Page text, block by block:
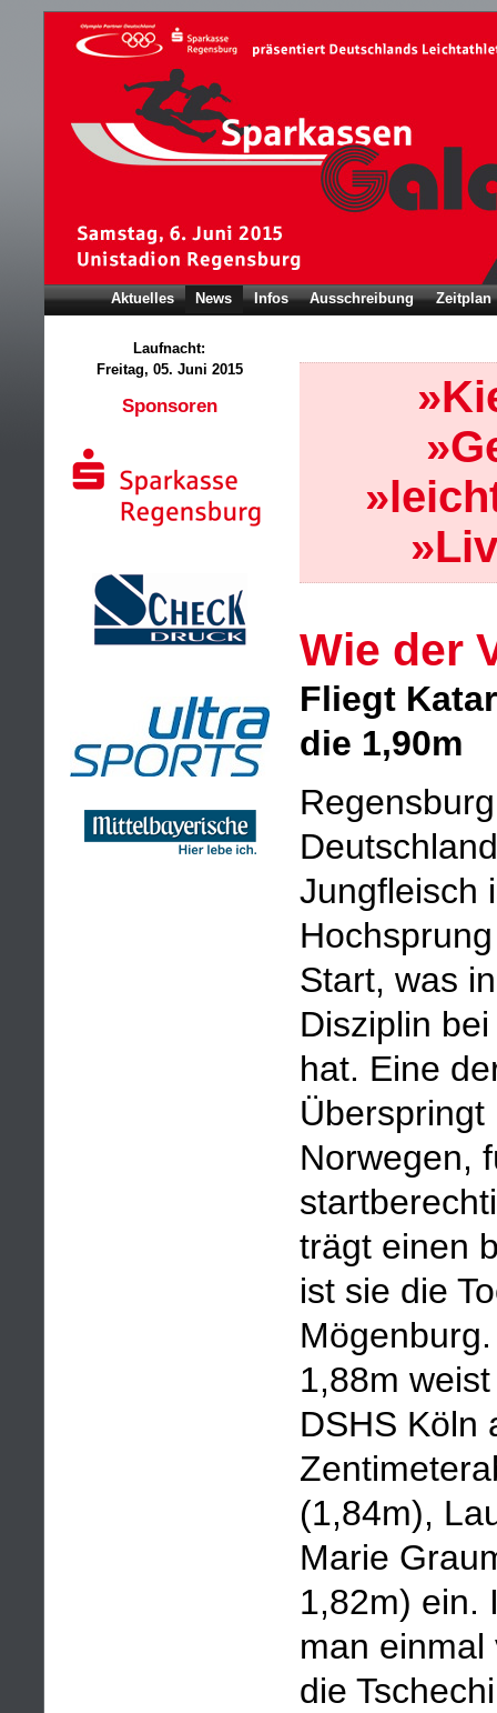
Aktuelles News Infos Ausschreibung Zeitplan
Laufnacht:
Freitag, 05. Juni 2015
Sponsoren
Wie der
Fliegt
die 1,90m
Jungfleisch
Start, was
Disziplin
hat. Eine
Norwegen,
trägt einen
ist sie die
1,88m
DSHS Köln
(1,84m),
Marie
1,82m) ein.
man
die